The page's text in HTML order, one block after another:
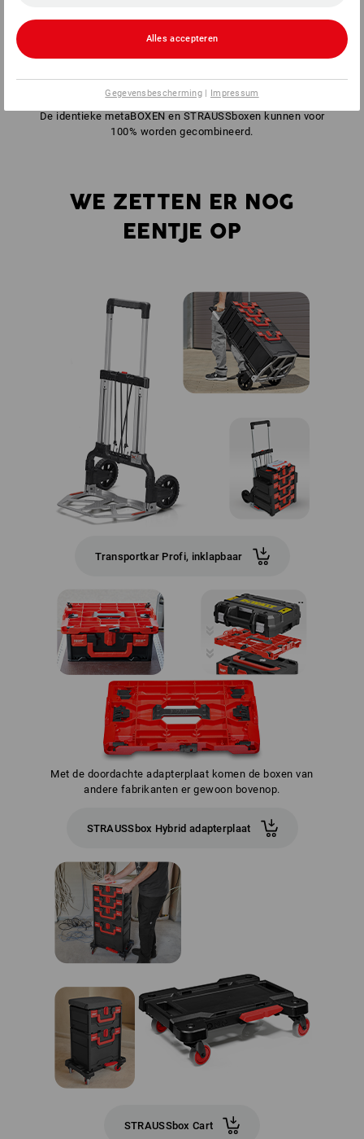
De identieke metaBOXEN en STRAUSSboxen kunnen voor
100% worden gecombineerd.
WE ZETTEN ER NOG
EENTJE OP
Transportkar Profi, inklapbaar
Met de doordachte adapterplaat komen de boxen van
andere fabrikanten er gewoon bovenop.
STRAUSSbox Hybrid adapterplaat
STRAUSSbox Cart
Alles accepteren
Gegevensbescherming | Impressum